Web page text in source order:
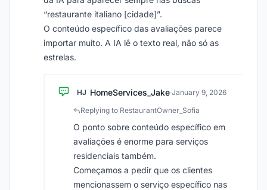
“restaurante italiano [cidade]”.
O conteúdo específico das avaliações parece
importar muito. A IA lê o texto real, não só as
estrelas.
HJ HomeServices_Jake·January 9, 2026
Replying to RestaurantOwner_Sofia
O ponto sobre conteúdo específico em
avaliações é enorme para serviços
residenciais também.
Começamos a pedir que os clientes
mencionassem o serviço específico nas